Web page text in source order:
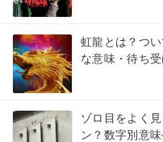
虹龍とは？つ
な意味・待ち
ゾロ目をよく
ン？数字別意